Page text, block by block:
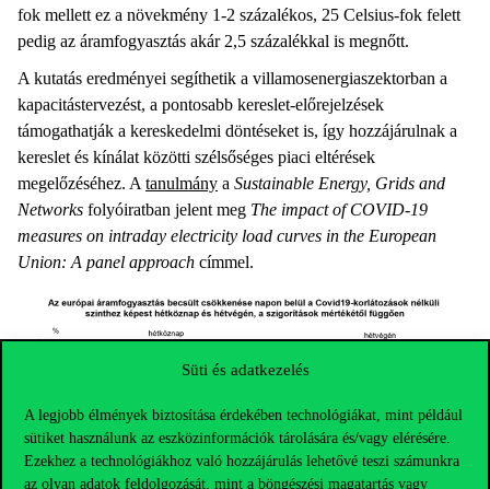
Süti és adatkezelés
A legjobb élmények biztosítása érdekében technológiákat, mint például
sütiket használunk az eszközinformációk tárolására és/vagy elérésére.
Ezekhez a technológiákhoz való hozzájárulás lehetővé teszi számunkra
az olyan adatok feldolgozását, mint a böngészési magatartás vagy
fok mellett ez a növekmény 1-2 százalékos, 25 Celsius-fok felett
pedig az áramfogyasztás akár 2,5 százalékkal is megnőtt.
A kutatás eredményei segíthetik a villamosenergiaszektorban a
kapacitástervezést, a pontosabb kereslet-előrejelzések
támogathatják a kereskedelmi döntéseket is, így hozzájárulnak a
kereslet és kínálat közötti szélsőséges piaci eltérések
megelőzéséhez. Atanulmány a Sustainable Energy, Grids and
Networks folyóiratban jelent meg The impact of COVID-19
measures on intraday electricity load curves in the European
Union: A panel approach címmel.